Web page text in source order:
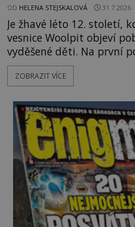
OD HELENA STEJSKALOVÁ 31.7.2026
Je žhavé léto 12. století,
vesnice Woolpit objeví
vyděšené děti. Na první
každé jiné, až na jednu
kůže má nazelenalý
kromě syrových bobů. Příběh se rychle stává
jednou z největších
po téměř devíti stech
ZOBRAZIT VÍCE